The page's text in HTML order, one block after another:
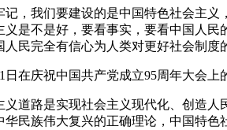
我们要建设的是中国特色社会主义
是不是好，要看事实，要看中国人民
民完全有信心为人类对更好社会制度
庆祝中国共产党成立95周年大会上
路是实现社会主义现代化、创造人
华民族伟大复兴的正确理论，中国特